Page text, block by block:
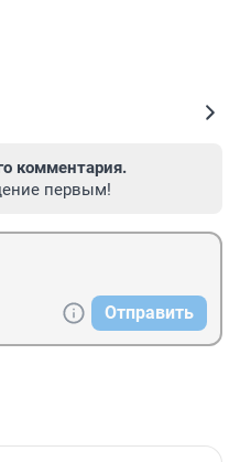
комментария.
первым!
Отправить